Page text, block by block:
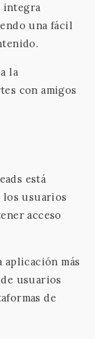
integra
una fácil
la
con amigos
está
los usuarios
acceso
aplicación más
usuarios
de